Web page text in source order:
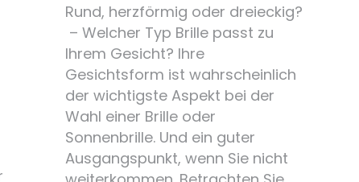
Rund, herzförmig oder dreieckig?
– Welcher Typ Brille passt zu
Ihrem Gesicht? Ihre
Gesichtsform ist wahrscheinlich
der wichtigste Aspekt bei der
Wahl einer Brille oder
Sonnenbrille. Und ein guter
Ausgangspunkt, wenn Sie nicht